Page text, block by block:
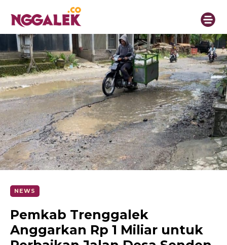
NEWS
Pemkab Trenggalek
Anggarkan Rp 1 Miliar untuk